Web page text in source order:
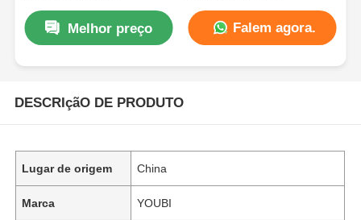
Melhor preço Falem agora.
DESCRIçãO DE PRODUTO
Lugar de origem China
Marca YOUBI